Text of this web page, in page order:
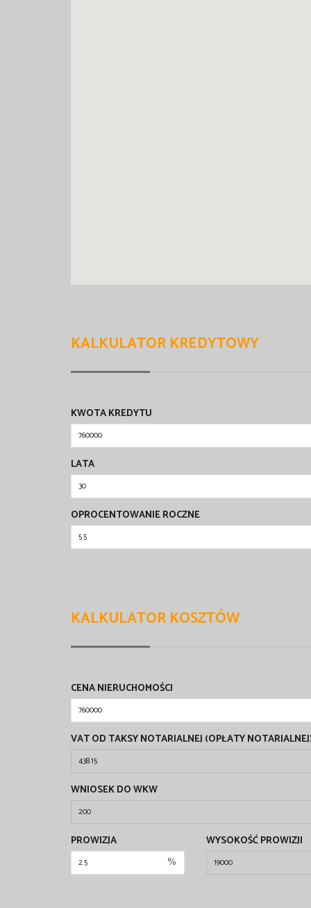
KALKULATOR KREDYTOWY
KWOTA KREDYTU
LATA
OPROCENTOWANIE ROCZNE
KALKULATOR KOSZTÓW
CENA NIERUCHOMOŚCI
VAT OD TAKSY NOTARIALNEJ (OPŁATY
WNIOSEK DO WKW
PROWIZJA
%
WYSOKOŚĆ PROWIZJI